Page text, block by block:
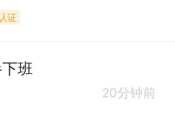
证
班
20分钟前